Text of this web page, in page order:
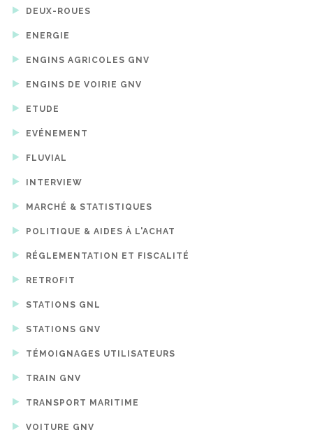
DEUX-ROUES
ENERGIE
ENGINS AGRICOLES GNV
ENGINS DE VOIRIE GNV
ETUDE
EVÉNEMENT
FLUVIAL
INTERVIEW
MARCHÉ & STATISTIQUES
POLITIQUE & AIDES À L'ACHAT
RÉGLEMENTATION ET FISCALITÉ
RETROFIT
STATIONS GNL
STATIONS GNV
TÉMOIGNAGES UTILISATEURS
TRAIN GNV
TRANSPORT MARITIME
VOITURE GNV